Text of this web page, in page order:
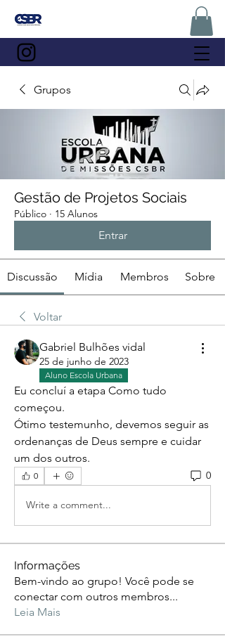
Grupos
Gestão de Projetos Sociais
Público · 15 Alunos
Entrar
Discussão Mídia Membros Sobre
Voltar
Gabriel Bulhões vidal
25 de junho de 2023
Aluno Escola Urbana
Eu concluí a etapa Como tudo
começou.
Ótimo testemunho, devemos seguir as
ordenanças de Deus sempre e cuidar
um dos outros.
0 0
Write a comment...
Informações
Bem-vindo ao grupo! Você pode se
conectar com outros membros...
Leia Mais